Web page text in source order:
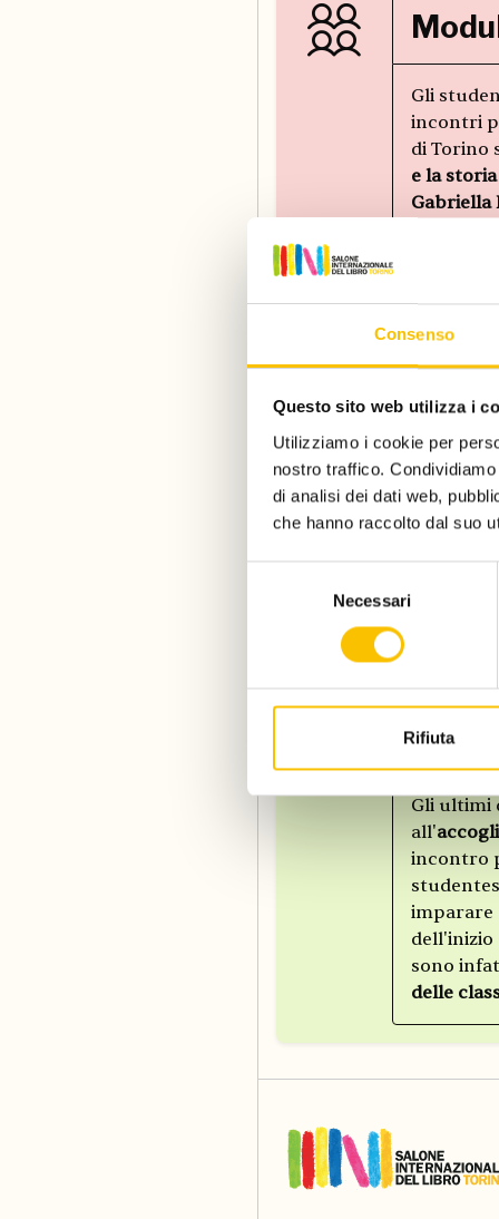
Consenso
Questo sito web utilizza i
Utilizziamo i cookie per
nostro traffico.
di analisi dei dati web,
che hanno raccolto dal suo
Necessari
Rifiuta
Gli
incontri
di Torino
e la
Gabriella
Ragazzi
online e
alcune
Gli ultimi
all'
incontro
imparare
dell'inizio
sono
delle